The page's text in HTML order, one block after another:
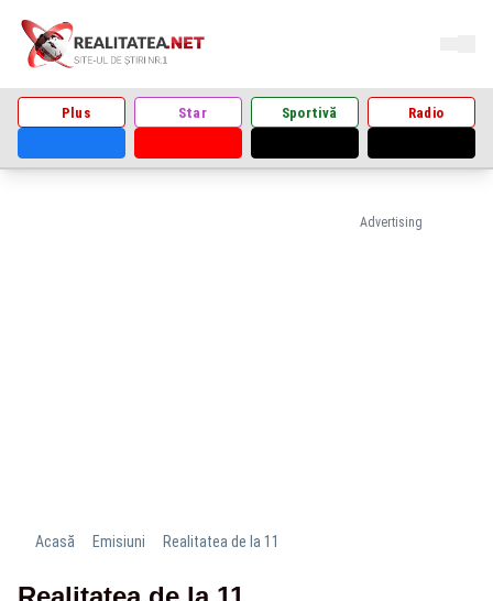
Plus Star Sportivă Radio
Advertising
Acasă Emisiuni Realitatea de la 11